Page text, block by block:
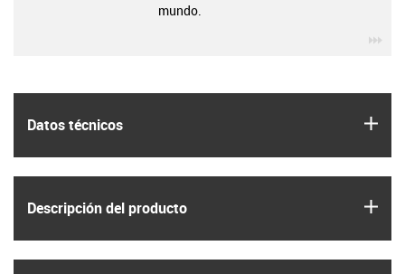
Datos técnicos
Descripción del producto
mundo.